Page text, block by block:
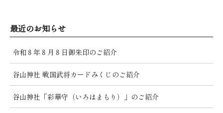
最近のお知らせ
令和８年８月８日御朱印のご紹介
谷山神社 戦国武将カードみくじのご紹介
谷山神社「彩華守（いろはまもり）」のご紹介